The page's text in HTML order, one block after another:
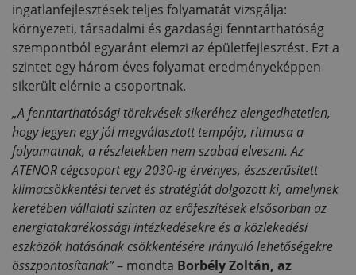
ingatlanfejlesztések teljes folyamatát vizsgálja:
környezeti, társadalmi és gazdasági fenntarthatóság
szempontból egyaránt elemzi az épületfejlesztést. Ezt a
szintet egy három éves folyamat eredményeképpen
sikerült elérnie a csoportnak.
„A fenntarthatósági törekvések sikeréhez elengedhetetlen,
hogy legyen egy jól megválasztott tempója, ritmusa a
folyamatnak, a részletekben nem szabad elveszni. Az
ATENOR cégcsoport egy 2030-ig érvényes, észszerűsített
klímacsökkentési tervet és stratégiát dolgozott ki, amelynek
keretében vállalati szinten az erőfeszítések elsősorban az
energiatakarékossági intézkedésekre és a közlekedési
eszközök hatásának csökkentésére irányuló lehetőségekre
összpontosítanak”– mondta Borbély Zoltán, az